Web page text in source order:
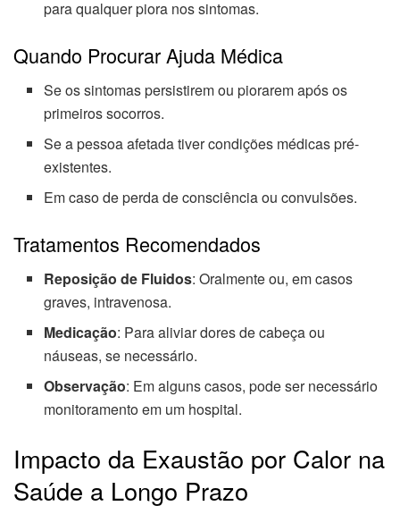
para qualquer piora nos sintomas.
Quando Procurar Ajuda Médica
Se os sintomas persistirem ou piorarem após os
primeiros socorros.
Se a pessoa afetada tiver condições médicas pré-
existentes.
Em caso de perda de consciência ou convulsões.
Tratamentos Recomendados
Reposição de Fluidos: Oralmente ou, em casos
graves, intravenosa.
Medicação: Para aliviar dores de cabeça ou
náuseas, se necessário.
Observação: Em alguns casos, pode ser necessário
monitoramento em um hospital.
Impacto da Exaustão por Calor na
Saúde a Longo Prazo